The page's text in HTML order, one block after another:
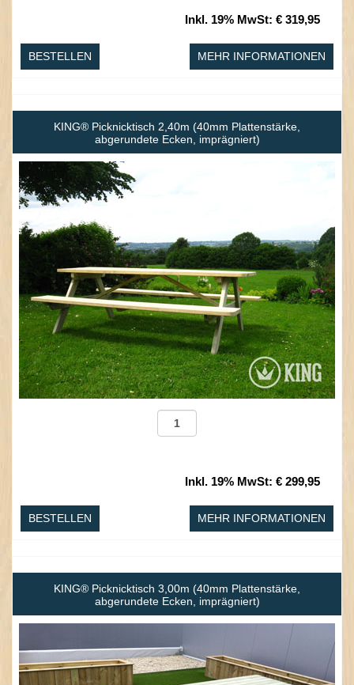
Inkl. 19% MwSt: € 319,95
MEHR INFORMATIONEN
BESTELLEN
KING® Picknicktisch 2,40m (40mm Plattenstärke,
abgerundete Ecken, imprägniert)
Inkl. 19% MwSt: € 299,95
MEHR INFORMATIONEN
BESTELLEN
KING® Picknicktisch 3,00m (40mm Plattenstärke,
abgerundete Ecken, imprägniert)